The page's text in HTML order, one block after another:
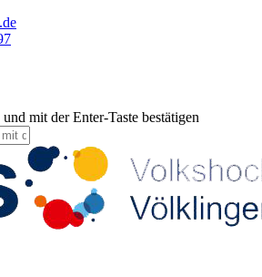
mit der Enter-Taste bestätigen